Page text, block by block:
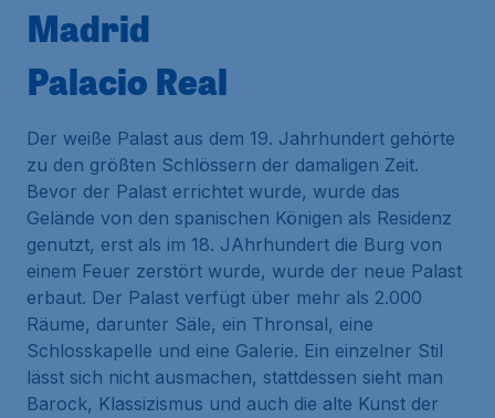
Madrid
Palacio Real
Der weiße Palast aus dem 19. Jahrhundert gehörte
zu den größten Schlössern der damaligen Zeit.
Bevor der Palast errichtet wurde, wurde das
Gelände von den spanischen Königen als Residenz
genutzt, erst als im 18. JAhrhundert die Burg von
einem Feuer zerstört wurde, wurde der neue Palast
erbaut. Der Palast verfügt über mehr als 2.000
Räume, darunter Säle, ein Thronsal, eine
Schlosskapelle und eine Galerie. Ein einzelner Stil
lässt sich nicht ausmachen, stattdessen sieht man
Barock, Klassizismus und auch die alte Kunst der